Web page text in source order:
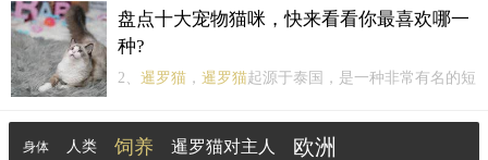
罗），在 200多年前，这种珍贵的猫仅在泰国的土宫
和大寺院中饲养，是足不出户的贵族。5、阿比西尼...
盘点十大宠物猫咪，快来看看你最喜欢哪一
种?
2、 暹罗猫 ， 暹罗猫起源于泰国，是一种非常有名的短
皇室或者其他贵族。暹罗的性格很活泼，很聪明，很
爱跟主人打交道，很粘人，对主人的感情很深，听说
身体 人类 饲养 暹罗猫对主人 欧洲